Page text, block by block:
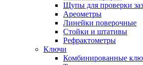
Щупы для проверки
Ареометры
Линейки поверочные
Стойки и штативы
Рефрактометры
Ключи
Комбинированные